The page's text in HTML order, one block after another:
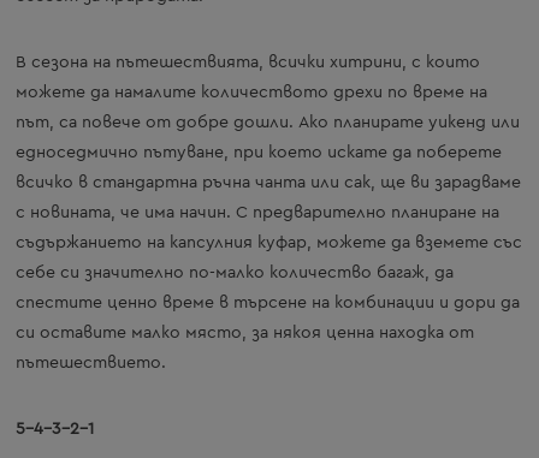
В сезона на пътешествията, всички хитрини, с които
можете да намалите количеството дрехи по време на
път, са повече от добре дошли. Ако планирате уикенд или
едноседмично пътуване, при което искате да поберете
всичко в стандартна ръчна чанта или сак, ще ви зарадваме
с новината, че има начин. С предварително планиране на
съдържанието на капсулния куфар, можете да вземете със
себе си значително по-малко количество багаж, да
спестите ценно време в търсене на комбинации и дори да
си оставите малко място, за някоя ценна находка от
пътешествието.
5-4-3-2-1